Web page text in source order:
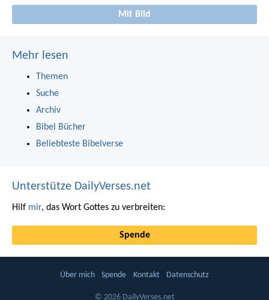
Mit Bild
Mehr lesen
Themen
Suche
Archiv
Bibel Bücher
Beliebteste Bibelverse
Unterstütze DailyVerses.net
Hilf mir, das Wort Gottes zu verbreiten:
Spende
Über mich Spende Kontakt Datenschutz
© 2026 DailyVerses.net